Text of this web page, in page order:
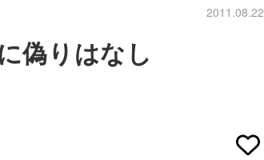
2011.08.22
偽りはなし